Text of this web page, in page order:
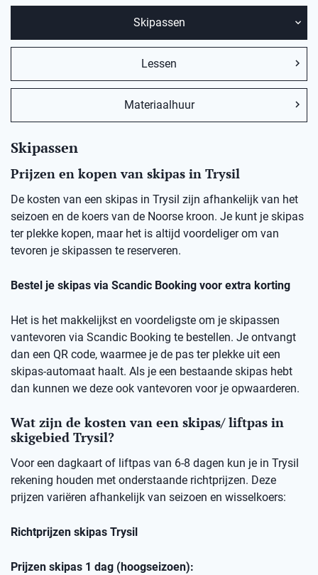
Skipassen
Lessen
Materiaalhuur
Skipassen
Prijzen en kopen van skipas in Trysil
De kosten van een skipas in Trysil zijn afhankelijk van het
seizoen en de koers van de Noorse kroon. Je kunt je skipas
ter plekke kopen, maar het is altijd voordeliger om van
tevoren je skipassen te reserveren.
Bestel je skipas via Scandic Booking voor extra korting
Het is het makkelijkst en voordeligste om je skipassen
vantevoren via Scandic Booking te bestellen. Je ontvangt
dan een QR code, waarmee je de pas ter plekke uit een
skipas-automaat haalt. Als je een bestaande skipas hebt
dan kunnen we deze ook vantevoren voor je opwaarderen.
Wat zijn de kosten van een skipas/ liftpas in
skigebied Trysil?
Voor een dagkaart of liftpas van 6-8 dagen kun je in Trysil
rekening houden met onderstaande richtprijzen. Deze
prijzen variëren afhankelijk van seizoen en wisselkoers:
Richtprijzen skipas Trysil
Prijzen skipas 1 dag (hoogseizoen):